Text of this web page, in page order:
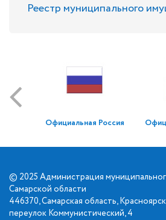
Реестр муниципального
Официальная Россия
© 2025 Администрация
Самарской области
446370, Самарская область,
переулок Коммунистический, 4